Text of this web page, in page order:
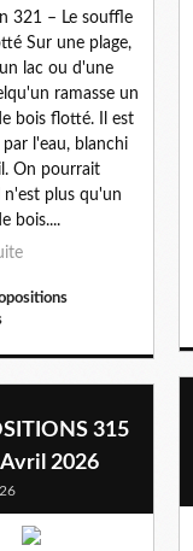
321 – Le souffle
Sur une plage,
lac ou d'une
ramasse un
bois flotté. Il est
l'eau, blanchi
On pourrait
plus qu'un
bois....
315
2026